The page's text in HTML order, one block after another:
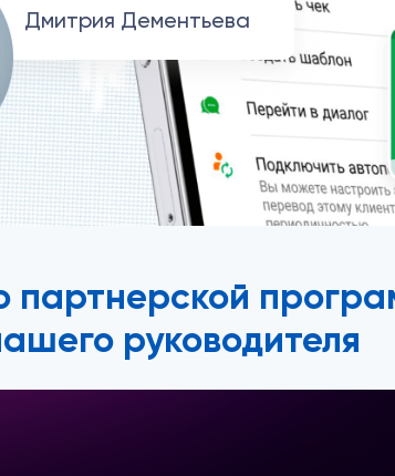
Дмитрия Дементьева
партнерской
руководителя